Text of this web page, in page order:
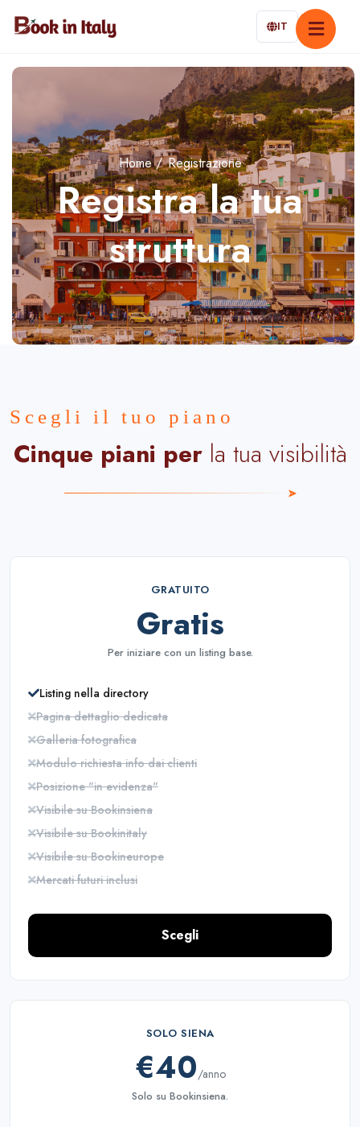
IT
Home Registrazione
Registra la tua
struttura
Scegli il tuo piano
Cinque piani per la tua visibilità
GRATUITO
Gratis
Per iniziare con un listing base.
Listing nella directory
Pagina dettaglio dedicata
Galleria fotografica
Modulo richiesta info dai clienti
Posizione "in evidenza"
Visibile su Bookinsiena
Visibile su Bookinitaly
Visibile su Bookineurope
Mercati futuri inclusi
Scegli
SOLO SIENA
€40/anno
Solo su Bookinsiena.